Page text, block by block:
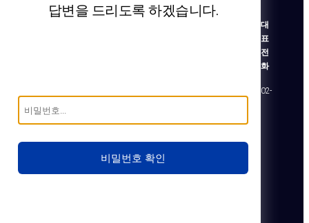
답변을 드리도록 하겠습니다.
비밀번호 확인
대
표
전
화
02-